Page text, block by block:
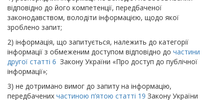
відповідно до його компетенції, передбаченої
законодавством, володіти інформацією, щодо якої
зроблено запит;
2) інформація, що запитується, належить до категорії
інформації з обмеженим доступом відповідно до частини
другої статті 6 Закону України «Про доступ до публічної
інформації»;
3) не дотримано вимог до запиту на інформацію,
передбачених частиною п’ятою статті 19 Закону України